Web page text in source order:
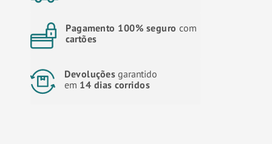
Pagamento 100% seguro com
cartões
Devoluções garantido
em 14 dias corridos